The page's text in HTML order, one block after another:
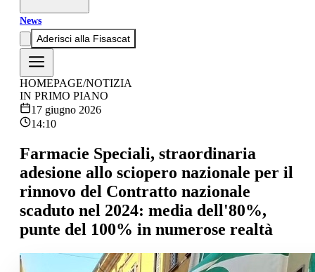
News
Aderisci alla Fisascat
HOMEPAGE/NOTIZIA
IN PRIMO PIANO
17 giugno 2026
14:10
Farmacie Speciali, straordinaria
adesione allo sciopero nazionale per il
rinnovo del Contratto nazionale
scaduto nel 2024: media dell'80%,
punte del 100% in numerose realtà